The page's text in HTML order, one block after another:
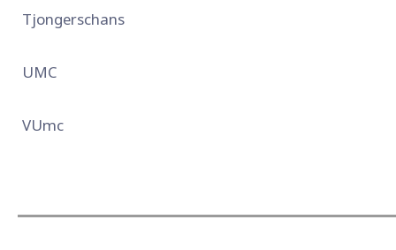
Tjongerschans
UMC
VUmc